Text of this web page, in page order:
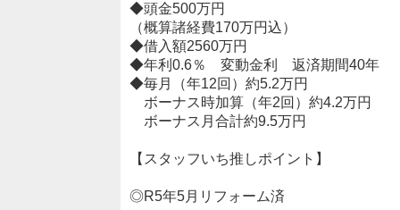
◆頭金500万円
（概算諸経費170万円込）
◆借入額2560万円
◆年利0.6％ 変動金利 返済期間40年
◆毎月（年12回）約5.2万円
ボーナス時加算（年2回）約4.2万円
ボーナス月合計約9.5万円
【スタッフいち推しポイント】
◎R5年5月リフォーム済